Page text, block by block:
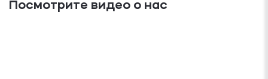
Посмотрите видео о нас